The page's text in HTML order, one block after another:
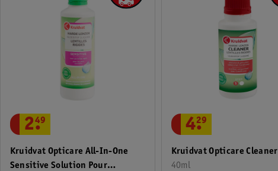
Kruidvat Opticare All-In-One
Sensitive Solution Pour
2.
49
Kruidvat Opticare Cleaner
40ml
4.
29